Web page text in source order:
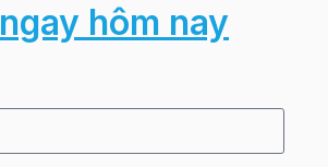
ngay hôm nay